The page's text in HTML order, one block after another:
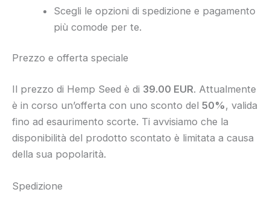
Scegli le opzioni di spedizione e pagamento
più comode per te.
Prezzo e offerta speciale
Il prezzo di Hemp Seed è di 39.00 EUR. Attualmente
è in corso un’offerta con uno sconto del 50%, valida
fino ad esaurimento scorte. Ti avvisiamo che la
disponibilità del prodotto scontato è limitata a causa
della sua popolarità.
Spedizione